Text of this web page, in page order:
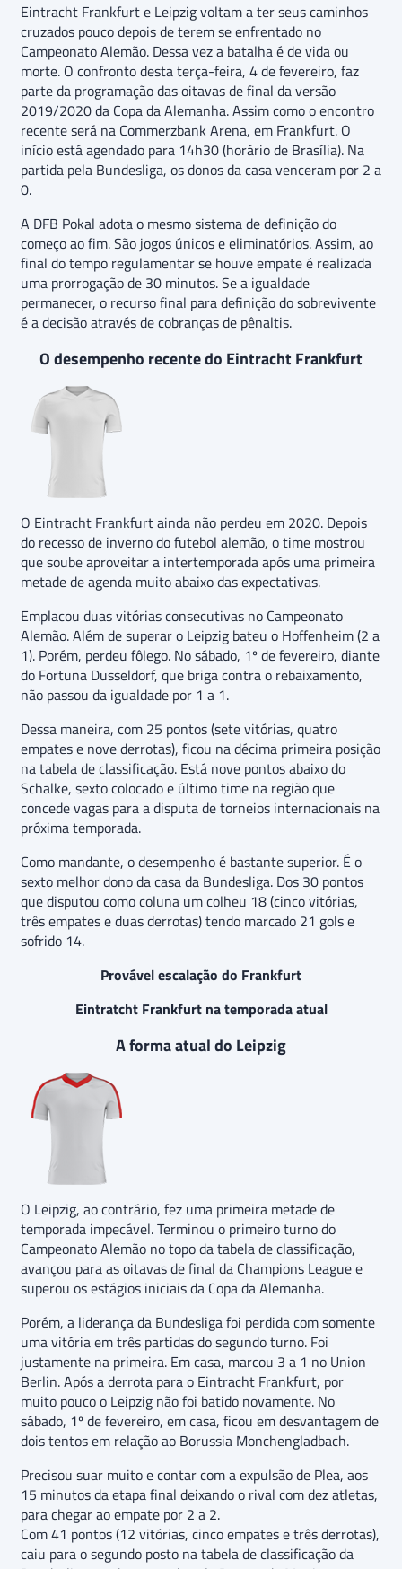
Eintracht Frankfurt e Leipzig voltam a ter seus caminhos
cruzados pouco depois de terem se enfrentado no
Campeonato Alemão. Dessa vez a batalha é de vida ou
morte. O confronto desta terça-feira, 4 de fevereiro, faz
parte da programação das oitavas de final da versão
2019/2020 da Copa da Alemanha. Assim como o encontro
recente será na Commerzbank Arena, em Frankfurt. O
início está agendado para 14h30 (horário de Brasília). Na
partida pela Bundesliga, os donos da casa venceram por 2 a
0.
A DFB Pokal adota o mesmo sistema de definição do
começo ao fim. São jogos únicos e eliminatórios. Assim, ao
final do tempo regulamentar se houve empate é realizada
uma prorrogação de 30 minutos. Se a igualdade
permanecer, o recurso final para definição do sobrevivente
é a decisão através de cobranças de pênaltis.
O desempenho recente do Eintracht Frankfurt
O Eintracht Frankfurt ainda não perdeu em 2020. Depois
do recesso de inverno do futebol alemão, o time mostrou
que soube aproveitar a intertemporada após uma primeira
metade de agenda muito abaixo das expectativas.
Emplacou duas vitórias consecutivas no Campeonato
Alemão. Além de superar o Leipzig bateu o Hoffenheim (2 a
1). Porém, perdeu fôlego. No sábado, 1º de fevereiro, diante
do Fortuna Dusseldorf, que briga contra o rebaixamento,
não passou da igualdade por 1 a 1.
Dessa maneira, com 25 pontos (sete vitórias, quatro
empates e nove derrotas), ficou na décima primeira posição
na tabela de classificação. Está nove pontos abaixo do
Schalke, sexto colocado e último time na região que
concede vagas para a disputa de torneios internacionais na
próxima temporada.
Como mandante, o desempenho é bastante superior. É o
sexto melhor dono da casa da Bundesliga. Dos 30 pontos
que disputou como coluna um colheu 18 (cinco vitórias,
três empates e duas derrotas) tendo marcado 21 gols e
sofrido 14.
Provável escalação do Frankfurt
Eintratcht Frankfurt na temporada atual
A forma atual do Leipzig
O Leipzig, ao contrário, fez uma primeira metade de
temporada impecável. Terminou o primeiro turno do
Campeonato Alemão no topo da tabela de classificação,
avançou para as oitavas de final da Champions League e
superou os estágios iniciais da Copa da Alemanha.
Porém, a liderança da Bundesliga foi perdida com somente
uma vitória em três partidas do segundo turno. Foi
justamente na primeira. Em casa, marcou 3 a 1 no Union
Berlin. Após a derrota para o Eintracht Frankfurt, por
muito pouco o Leipzig não foi batido novamente. No
sábado, 1º de fevereiro, em casa, ficou em desvantagem de
dois tentos em relação ao Borussia Monchengladbach.
Precisou suar muito e contar com a expulsão de Plea, aos
15 minutos da etapa final deixando o rival com dez atletas,
para chegar ao empate por 2 a 2.
Com 41 pontos (12 vitórias, cinco empates e três derrotas),
caiu para o segundo posto na tabela de classificação da